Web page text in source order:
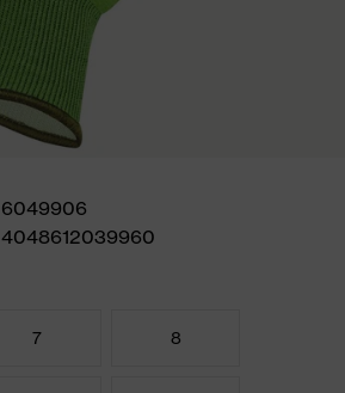
6049906
4048612039960
7 8